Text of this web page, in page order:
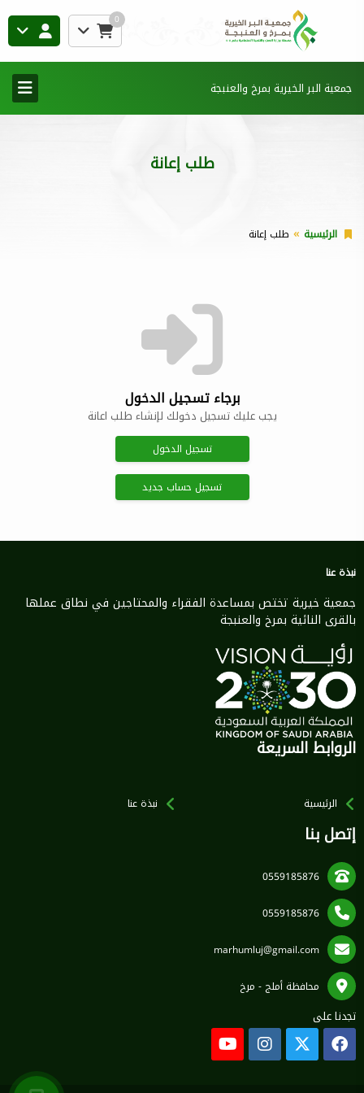
0
جمعية البر الخيرية بمرخ والعنبجة
طلب إعانة
الرئيسية طلب إعانة
برجاء تسجيل الدخول
يجب عليك تسجيل دخولك لإنشاء طلب اعانة
تسجيل الدخول
تسجيل حساب جديد
نبذة عنا
جمعية خيرية تختص بمساعدة الفقراء والمحتاجين في نطاق عملها
بالقرى النائية بمرخ والعنبجة
الروابط السريعة
الرئيسية نبذة عنا
إتصل بنا
0559185876
0559185876
marhumluj@gmail.com
محافظة أملج - مرخ
تجدنا على